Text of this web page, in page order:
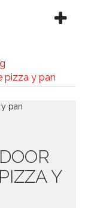
pizza y pan
Y